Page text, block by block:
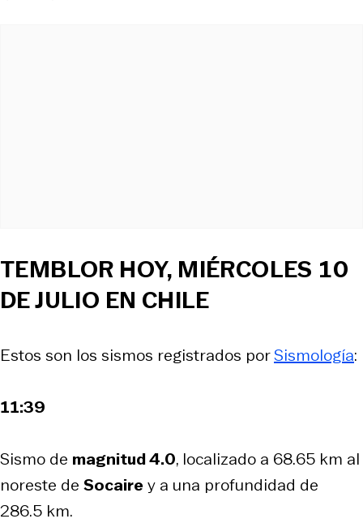
TEMBLOR HOY, MIÉRCOLES 10
DE JULIO EN CHILE
Estos son los sismos registrados porSismología:
11:39
Sismo de magnitud 4.0, localizado a 68.65 km al
noreste de Socairey a una profundidad de
286.5 km.